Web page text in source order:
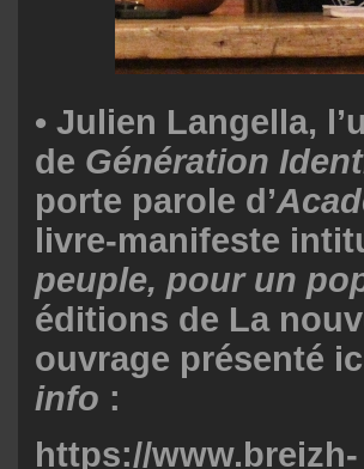
• Julien Langella,
de Génération
porte parole d’
livre-manifeste
peuple, pour un
éditions de La
ouvrage présenté
info :
https://www.breizh-